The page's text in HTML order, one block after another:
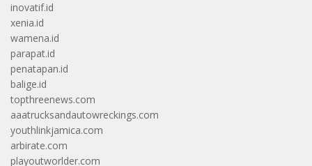
inovatif.id
xenia.id
wamena.id
parapat.id
penatapan.id
balige.id
topthreenews.com
aaatrucksandautowreckings.com
youthlinkjamica.com
arbirate.com
playoutworlder.com